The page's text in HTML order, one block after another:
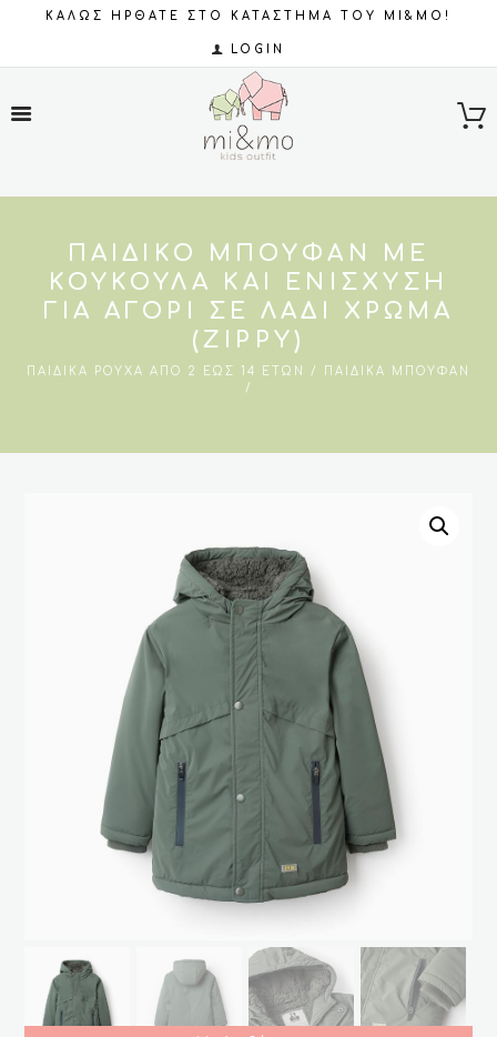
ΚΑΛΩΣ ΗΡΘΑΤΕ ΣΤΟ ΚΑΤΑΣΤΗΜΑ ΤΟΥ MI&MO!
LOGIN
ΠΑΙΔΙΚΌ ΜΠΟΥΦΆΝ ΜΕ
ΚΟΥΚΟΎΛΑ ΚΑΙ ΕΝΊΣΧΥΣΗ
ΓΙΑ ΑΓΌΡΙ ΣΕ ΛΑΔΙ ΧΡΏΜΑ
(ZIPPY)
ΠΑΙΔΙΚΆ ΡΟΎΧΑ ΑΠΌ 2 ΈΩΣ 14 ΕΤΏΝ ΠΑΙΔΙΚΆ ΜΠΟΥΦΆΝ